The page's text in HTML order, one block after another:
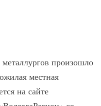
металлургов произошло
местная
на сайте